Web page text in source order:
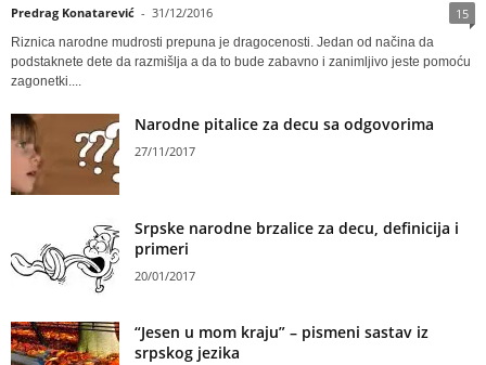
Predrag Konatarević - 31/12/2016 15
Riznica narodne mudrosti prepuna je dragocenosti. Jedan od načina da
podstaknete dete da razmišlja a da to bude zabavno i zanimljivo jeste pomoću
zagonetki....
Narodne pitalice za decu sa odgovorima
27/11/2017
Srpske narodne brzalice za decu, definicija i
primeri
20/01/2017
“Jesen u mom kraju” – pismeni sastav iz
srpskog jezika